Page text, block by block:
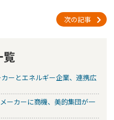
次の記事
覧
カーとエネルギー企業、連携広
ーカーに商機、美的集団が一